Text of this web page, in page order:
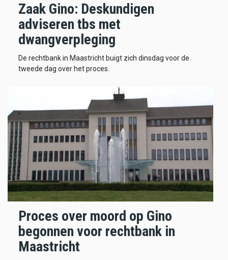
Zaak Gino: Deskundigen
adviseren tbs met
dwangverpleging
De rechtbank in Maastricht buigt zich dinsdag voor de
tweede dag over het proces.
Proces over moord op Gino
begonnen voor rechtbank in
Maastricht